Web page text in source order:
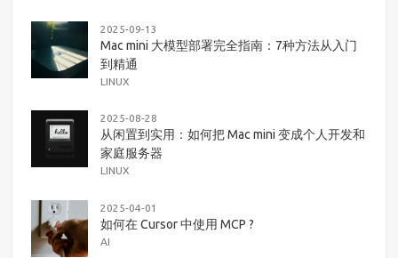
2025-09-13
Mac mini 大模型部署完全指南：7种方法从入门
到精通
LINUX
2025-08-28
从闲置到实用：如何把 Mac mini 变成个人开发和
家庭服务器
LINUX
2025-04-01
如何在 Cursor 中使用 MCP ?
AI